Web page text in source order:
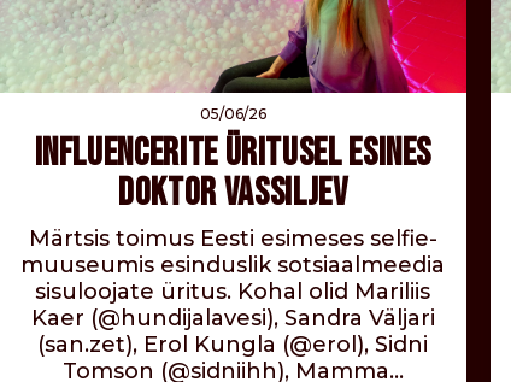
05/06/26
INFLUENCERITE ÜRITUSEL ESINES
DOKTOR VASSILJEV
Märtsis toimus Eesti esimeses selfie-
muuseumis esinduslik sotsiaalmeedia
sisuloojate üritus. Kohal olid Mariliis
Kaer (@hundijalavesi), Sandra Väljari
(san.zet), Erol Kungla (@erol), Sidni
Tomson (@sidniihh), Mamma…